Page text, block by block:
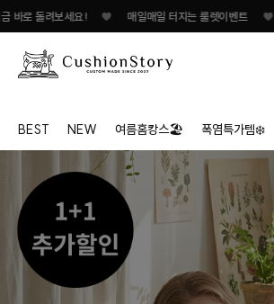
일매일 터지는 룰렛이벤트 ♥ 지금 바로 돌려보세요! ♥
BEST NEW 여름홈캉스🏖 폭염특가템❄️